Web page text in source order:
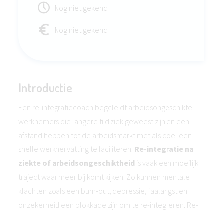
Nog niet gekend
Nog niet gekend
Introductie
Een re-integratiecoach begeleidt arbeidsongeschikte
werknemers die langere tijd ziek geweest zijn en een
afstand hebben tot de arbeidsmarkt met als doel een
snelle werkhervatting te faciliteren. Re-integratie na
ziekte of arbeidsongeschiktheid is vaak een moeilijk
traject waar meer bij komt kijken. Zo kunnen mentale
klachten zoals een burn-out, depressie, faalangst en
onzekerheid een blokkade zijn om te re-integreren. Re-